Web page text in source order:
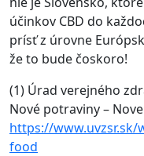
účinkov CBD do
prísť z úrovne
že to bude čoskoro!
(1) Úrad verejného
Nové potraviny –
https://www.uvzsr.sk/
food